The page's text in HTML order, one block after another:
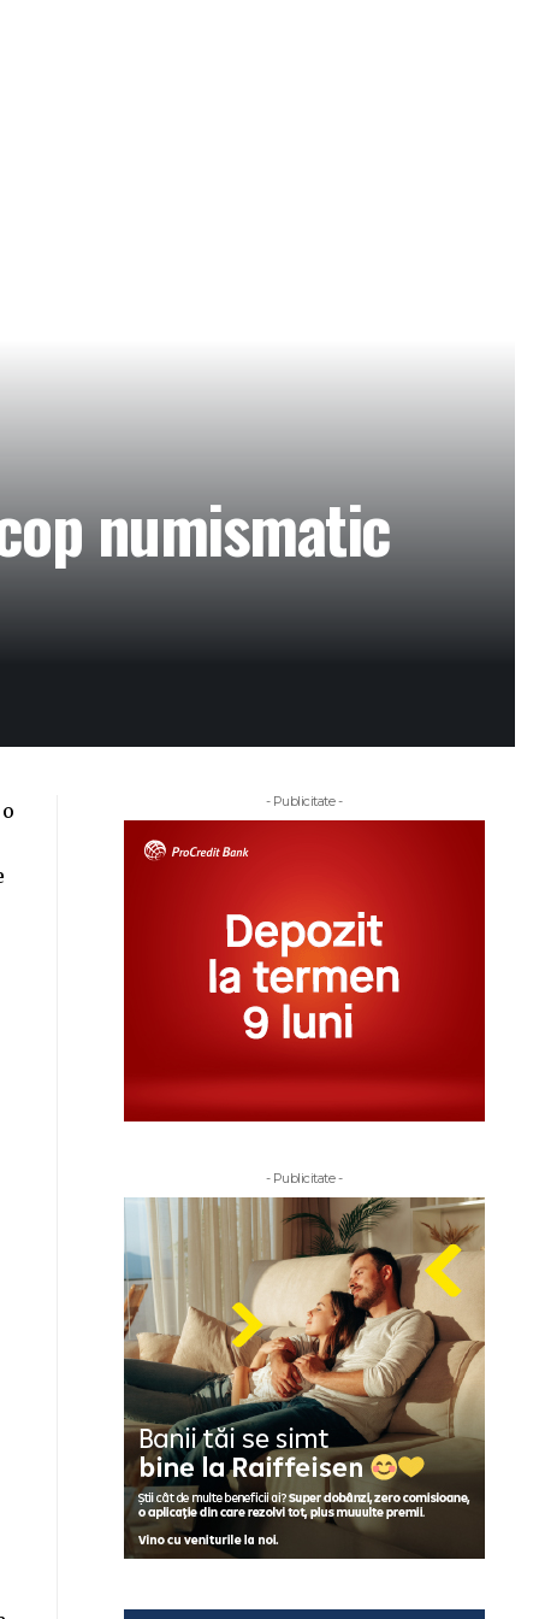
numismatic
- Publicitate -
- Publicitate -